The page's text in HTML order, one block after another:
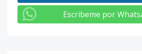
Escribeme por